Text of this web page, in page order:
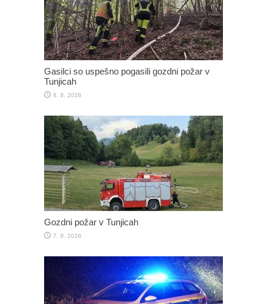
Gasilci so uspešno pogasili gozdni požar v
Tunjicah
8. 8. 2026
Gozdni požar v Tunjicah
7. 8. 2026